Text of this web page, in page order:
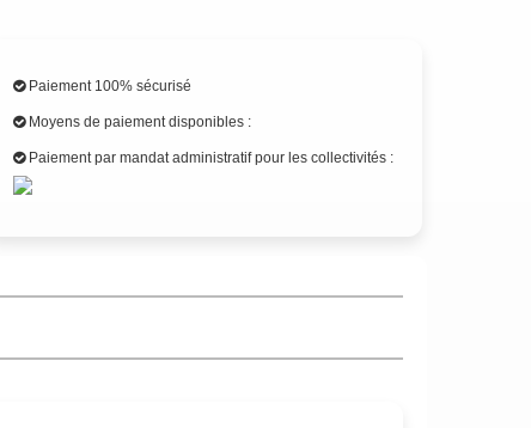
Paiement 100% sécurisé
Moyens de paiement disponibles :
Paiement par mandat administratif pour les collectivités :